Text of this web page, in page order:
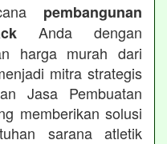
pembangunan
Anda dengan
harga murah dari
mitra strategis
Jasa Pembuatan
memberikan solusi
sarana atletik